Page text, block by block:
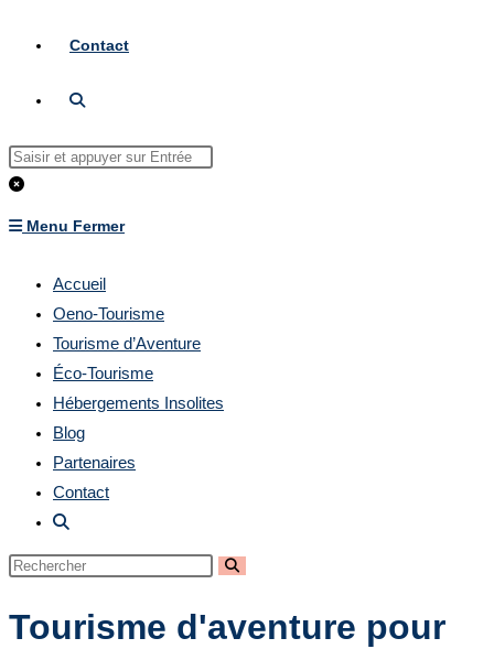
Contact
Toggle
Website
Rechercher
sur
site
Menu Fermer
Accueil
Oeno-Tourisme
Tourisme d’Aventure
Éco-Tourisme
Hébergements Insolites
Blog
Partenaires
Contact
Toggle
website
search
Tourisme d'aventure pour